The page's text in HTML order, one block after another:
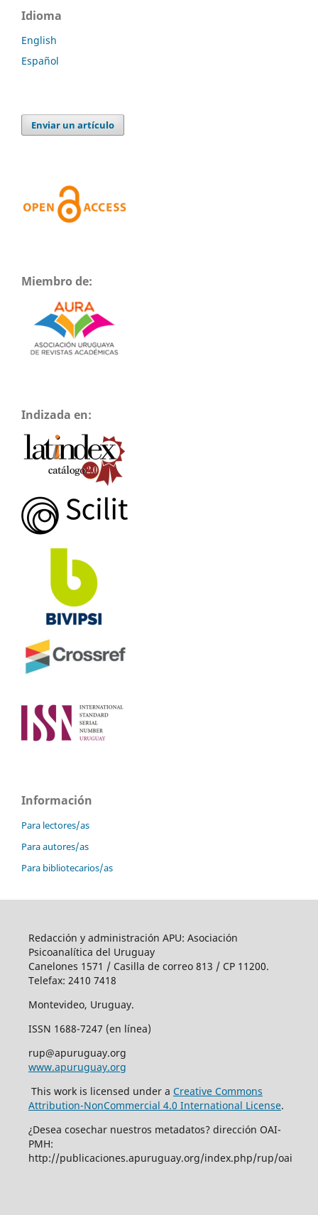
Idioma
English
Español
Enviar un artículo
Miembro de:
Indizada en:
Información
Para lectores/as
Para autores/as
Para bibliotecarios/as
Redacción y administración APU: Asociación
Psicoanalítica del Uruguay
Canelones 1571 / Casilla de correo 813 / CP 11200.
Telefax: 2410 7418
Montevideo, Uruguay.
ISSN 1688-7247 (en línea)
rup@apuruguay.org
www.apuruguay.org
This work is licensed under a Creative Commons
Attribution-NonCommercial 4.0 International License.
¿Desea cosechar nuestros metadatos? dirección OAI-
PMH:
http://publicaciones.apuruguay.org/index.php/rup/oai